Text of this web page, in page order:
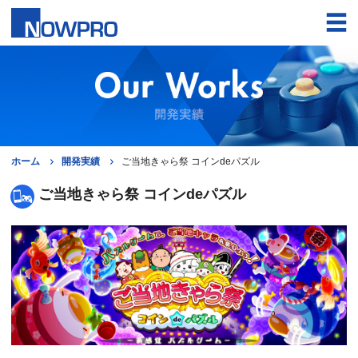
ホーム 開発実績 ご当地きゃら祭 コインdeパズル
ご当地きゃら祭 コインdeパズル